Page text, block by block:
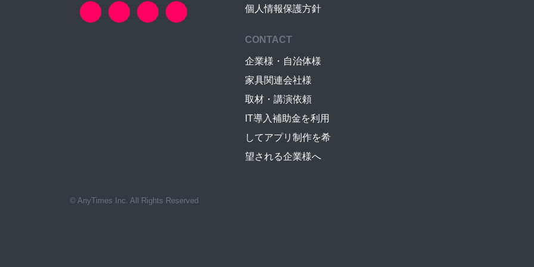
個人情報保護方針
CONTACT
企業様・自治体様
家具関連会社様
取材・講演依頼
IT導入補助金を利用
してアプリ制作を希
望される企業様へ
© AnyTimes Inc. All Rights Reserved